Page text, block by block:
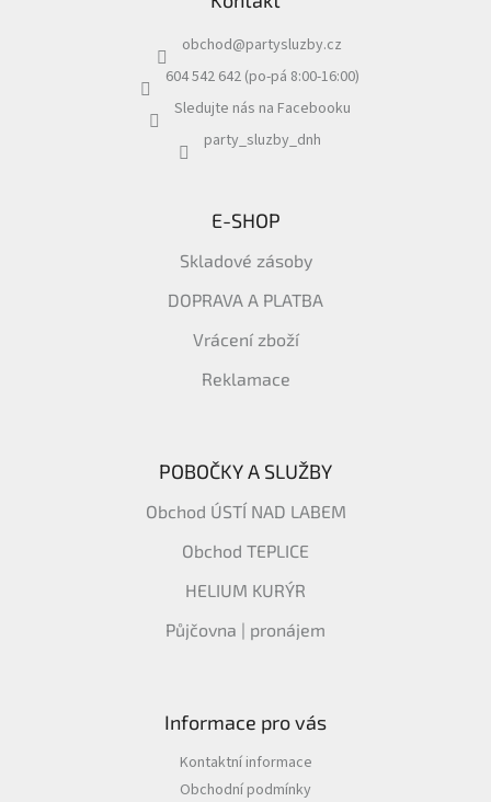
obchod@partysluzby.cz
604 542 642 (po-pá 8:00-16:00)
Sledujte nás na Facebooku
party_sluzby_dnh
E-SHOP
Skladové zásoby
DOPRAVA A PLATBA
Vrácení zboží
Reklamace
POBOČKY A SLUŽBY
Obchod ÚSTÍ NAD LABEM
Obchod TEPLICE
HELIUM KURÝR
Půjčovna | pronájem
Informace pro vás
Kontaktní informace
Obchodní podmínky